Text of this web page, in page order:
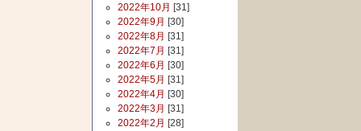
2022年10月 [31]
2022年9月 [30]
2022年8月 [31]
2022年7月 [31]
2022年6月 [30]
2022年5月 [31]
2022年4月 [30]
2022年3月 [31]
2022年2月 [28]